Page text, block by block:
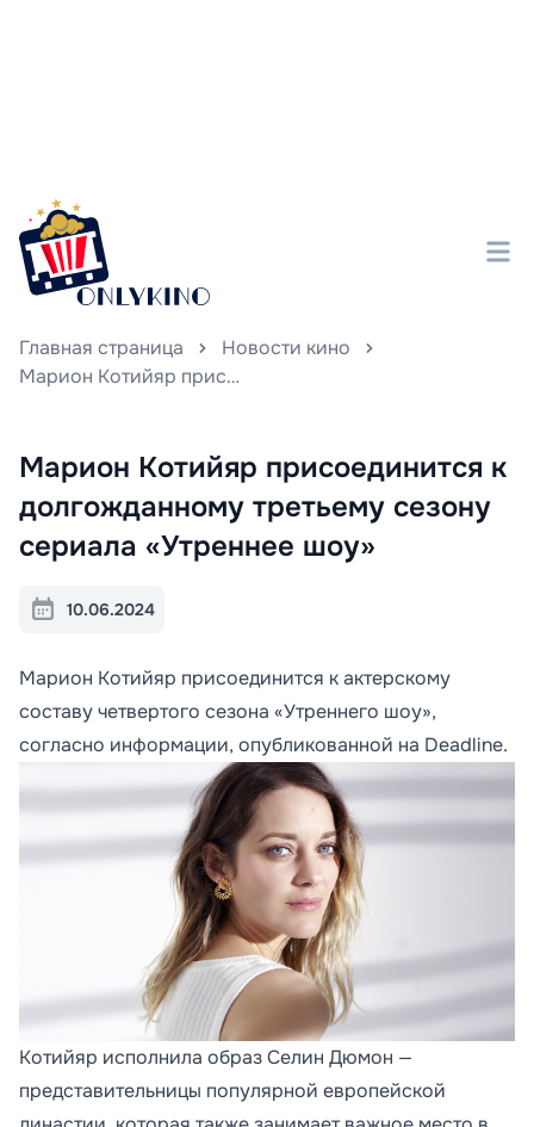
Главная страница
Новости кино
Марион Котийяр присоединится к долгожданному третьему сезону сериала «Утреннее шоу»
Марион Котийяр присоединится к
долгожданному третьему сезону
сериала «Утреннее шоу»
10.06.2024
Марион Котийяр присоединится к актерскому
составу четвертого сезона «Утреннего шоу»,
согласно информации, опубликованной на Deadline.
Котийяр исполнила образ Селин Дюмон —
представительницы популярной европейской